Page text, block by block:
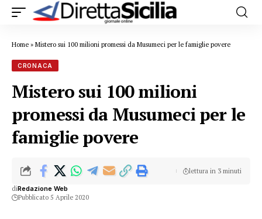
Home » Mistero sui 100 milioni promessi da Musumeci per le famiglie povere
CRONACA
Mistero sui 100 milioni
promessi da Musumeci per le
famiglie povere
diRedazione Web
Pubblicato 5 Aprile 2020
lettura in 3 minuti